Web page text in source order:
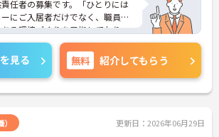
任者の募集です。「ひとりには
にご入居者だけでなく、職員に
る環境づくりを目指しており、
に寄り添ってサービスを提供し
集しています。サービス提供責
タートされた方も多数いらっし
、面接対策ポイントなど、さら
見る 無料 紹介してもらう
更新日：2026年06月29日